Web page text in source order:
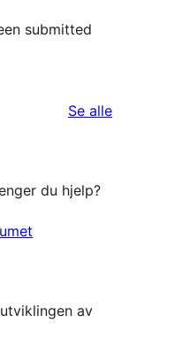
submitted
Se alleomtalene
du hjelp?
av